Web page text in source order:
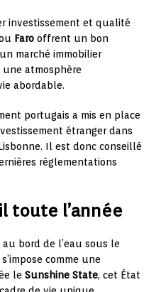
investissement et qualité
Faro offrent un bon
marché immobilier
atmosphère
abordable.
portugais a mis en place
étranger dans
Il est donc conseillé
réglementations
toute l’année
bord de l’eau sous le
s’impose comme une
le Sunshine State, cet État